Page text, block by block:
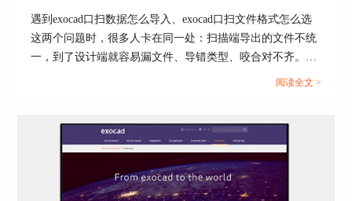
3 使用DentalCAD，此程序不需要安装，解压后打
遇到exocad口扫数据怎么导入、exocad口扫文件格式怎么选
这两个问题时，很多人卡在同一处：扫描端导出的文件不统
一，到了设计端就容易漏文件、导错类型、咬合对不齐。把
导入路径理顺，再把文件格式按用途选对，后面建模和设计
阅读全文 >